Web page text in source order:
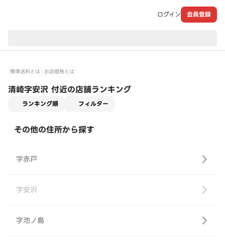
ログイン 会員登録
標準送料とは お店価格とは
清崎字安沢 付近の店舗ランキング
ランキング順 フィルター
その他の住所から探す
字赤戸
字安沢
字池ノ島